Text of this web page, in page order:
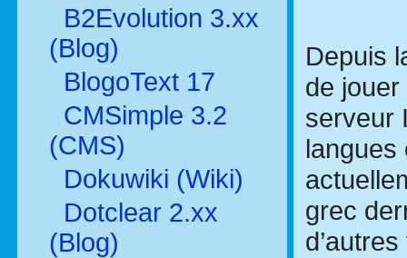
B2Evolution 3.xx
(Blog)
BlogoText 17
CMSimple 3.2
(CMS)
Dokuwiki (Wiki)
Dotclear 2.xx
(Blog)
Depuis
de
serveur
langues
grec